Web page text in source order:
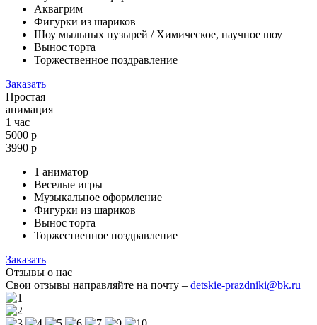
Аквагрим
Фигурки из шариков
Шоу мыльных пузырей / Химическое, научное шоу
Вынос торта
Торжественное поздравление
Заказать
Простая
анимация
1 час
5000 р
3990 р
1 аниматор
Веселые игры
Музыкальное оформление
Фигурки из шариков
Вынос торта
Торжественное поздравление
Заказать
Отзывы о нас
Свои отзывы направляйте на почту – detskie-prazdniki@bk.ru